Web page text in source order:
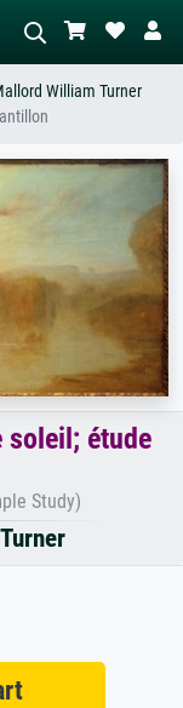
scène – ex. prairie verte,
beaucoup de rouge,
nu debout près d'un
William Turner
soleil; étude
Study)